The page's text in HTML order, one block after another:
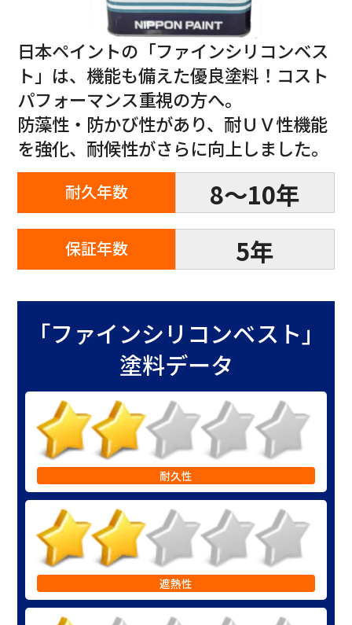
日本ペイントの「ファインシリコンベス
ト」は、機能も備えた優良塗料！コスト
パフォーマンス重視の方へ。
防藻性・防かび性があり、耐ＵＶ性機能
を強化、耐候性がさらに向上しました。
耐久年数 8〜10年
保証年数 5年
「ファインシリコンベスト」
塗料データ
耐久性
遮熱性